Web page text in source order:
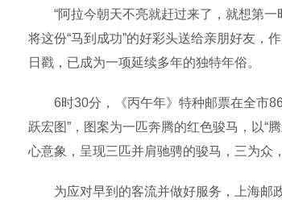
“阿拉今朝天不亮就赶过来了，就想第一
将这份“马到成功”的好彩头送给亲朋好友，
日戳，已成为一项延续多年的独特年俗。
6时30分，《丙午年》特种邮票在全市86
跃宏图”，图案为一匹奔腾的红色骏马，以“
心意象，呈现三匹并肩驰骋的骏马，三为众
为应对早到的客流并做好服务，上海邮政